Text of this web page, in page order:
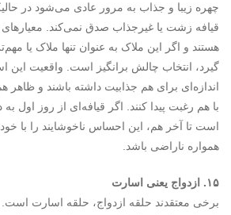
چهره زیبا و جذاب به مرور عادی می‌شود در
قیافه زشت یا غیرجذاب صدق نمی‌کند.
هستند و اگر این ملاک به عنوان تنها ملاک یا
گیرد، انتخاب چالش برانگیز است. واقعیت این
اندازه‌ای برای هم جذابیت داشته باشند و ظاهر هم
با هم رغبت پیدا کنند. اگر قیافه‌ای از روز اول
است تا آخر هم، این احساس ناخوشایند را با
همواره ناراضی باشد.
۱۵. ازدواج یعنی اسارت
برخی معتقدند حلقه ازدواج، حلقه اسارت